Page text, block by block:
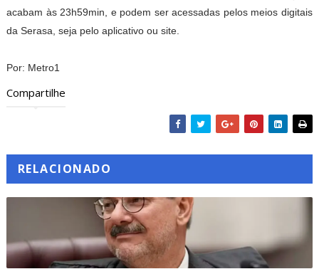
acabam às 23h59min, e podem ser acessadas pelos meios digitais
da Serasa, seja pelo aplicativo ou site.
Por: Metro1
Compartilhe
RELACIONADO